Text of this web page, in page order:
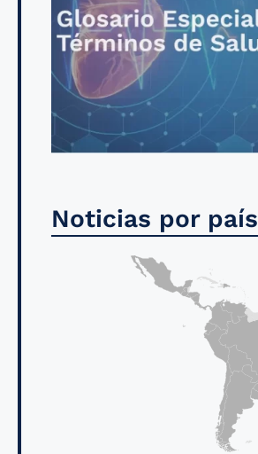
Noticias por país